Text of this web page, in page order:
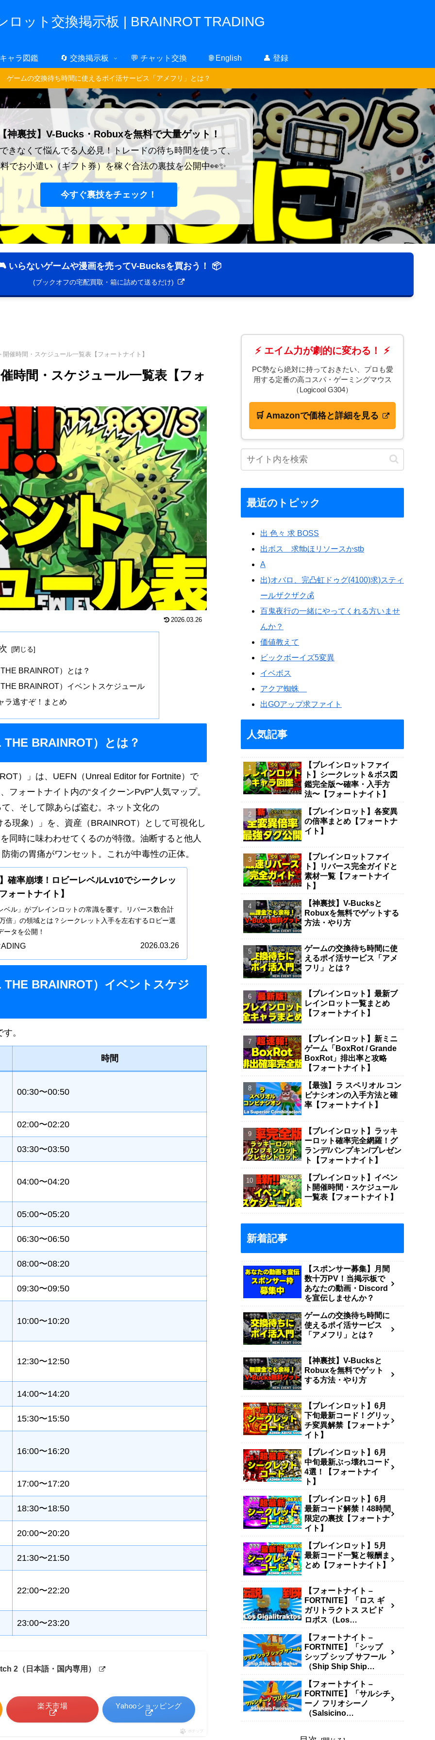
ロット交換掲示板 | BRAINROT TRADING
ャラ図鑑 🔄 交換掲示板 💬 チャット交換 🌐 English 👤 登録
ゲームの交換待ち時間に使えるポイ活サービス「アメフリ」とは？
神裏技】V-Bucks・Robuxを無料で大量ゲット！
きなくて悩んでる人必見！トレードの待ち時間を使って、
でお小遣い（ギフト券）を稼ぐ合法の裏技を公開中👀✨
今すぐ裏技をチェック！
いらないゲームや漫画を売ってV-Bucksを買おう！ 📦
(ブックオフの宅配買取・箱に詰めて送るだけ)
催時間・スケジュール一覧表【フォートナイト】
時間・スケジュール一覧表【フォ
2026.03.26
BRAINROT）とは？
BRAINROT）イベントスケジュール
ラ逃すぞ！まとめ
BRAINROT）とは？
）」は、UEFN（Unreal Editor for Fortnite）で
ォートナイト内の“タイクーンPvP”人気マップ。
、そして隙あらば盗む。ネット文化の
現象）」を、資産（BRAINROT）として可視化し
同時に味わわせてくるのが特徴。油断すると他人
衛の胃痛がワンセット。これが中毒性の正体。
確率崩壊！ロビーレベルLv10でシークレッ
ォートナイト】
ベル」がブレインロットの常識を覆す。リバース数合計
倍」の領域とは？シークレット入手を左右するロビー選
タを公開！
2026.03.26
BRAINROT）イベントスケジ
。
時間
00:30〜00:50
02:00〜02:20
03:30〜03:50
04:00〜04:20
05:00〜05:20
06:30〜06:50
08:00〜08:20
09:30〜09:50
10:00〜10:20
12:30〜12:50
14:00〜14:20
15:30〜15:50
16:00〜16:20
17:00〜17:20
18:30〜18:50
20:00〜20:20
21:30〜21:50
22:00〜22:20
23:00〜23:20
2（日本語・国内専用）
楽天市場 Yahooショッピング
ポチップ
⚡ エイム力が劇的に変わる！ ⚡
PC勢なら絶対に持っておきたい、プロも愛
用する定番の高コスパ・ゲーミングマウス
（Logicool G304）
🛒 Amazonで価格と詳細を見る
最近のトピック
出 色々 求 BOSS
出ボス 求ftbほリソースかstb
A
出)オバロ、完凸虹ドゥグ(4100)求)スティ
ールザクザク💰️
百鬼夜行の一緒にやってくれる方いませ
んか？
価値教えて
ビックボーイズ5変異
イベボス
アクア蜘蛛
出GOアップ求ファイト
人気記事
【ブレインロットファイ
ト】シークレット＆ボス図
鑑完全版〜確率・入手方
法〜【フォートナイト】
【ブレインロット】各変異
の倍率まとめ【フォートナ
イト】
【ブレインロットファイ
ト】リバース完全ガイドと
素材一覧【フォートナイ
ト】
【神裏技】V-Bucksと
Robuxを無料でゲットする
方法・やり方
ゲームの交換待ち時間に使
えるポイ活サービス「アメ
フリ」とは？
【ブレインロット】最新ブ
レインロット一覧まとめ
【フォートナイト】
【ブレインロット】新ミニ
ゲーム「BoxRot / Grande
BoxRot」排出率と攻略
【フォートナイト】
【最強】ラ スペリオル コン
ビナシオンの入手方法と確
率【フォートナイト】
【ブレインロット】ラッキ
ーロット確率完全網羅！グ
ランデ/パンプキン/プレゼン
ト【フォートナイト】
【ブレインロット】イベン
ト開催時間・スケジュール
一覧表【フォートナイト】
新着記事
【スポンサー募集】月間
数十万PV！当掲示板で
あなたの動画・Discord
を宣伝しませんか？
ゲームの交換待ち時間に
使えるポイ活サービス
「アメフリ」とは？
【神裏技】V-Bucksと
Robuxを無料でゲット
する方法・やり方
【ブレインロット】6月
下旬最新コード！グリッ
チ変異解禁【フォートナ
イト】
【ブレインロット】6月
中旬最新ぶっ壊れコード
4選！【フォートナイ
ト】
【ブレインロット】6月
最新コード解禁！48時間
限定の裏技【フォートナ
イト】
【ブレインロット】5月
最新コード一覧と報酬ま
とめ【フォートナイト】
【フォートナイト –
FORTNITE】「ロス ギ
ガリトラクトス スピド
ロボス（Los
方法・確率・キャッシュ
生成量まとめ【ブレイン
ロットを盗む – STEAL
THE BRAINROT】
【フォートナイト –
FORTNITE】「シップ
シップ シップ サフール
（Ship Ship Ship
確率・キャッシュ生成量
まとめ【ブレインロット
を盗む – STEAL THE
BRAINROT】
【フォートナイト –
FORTNITE】「サルシチ
ーノ フリオシーノ
（Salsicino